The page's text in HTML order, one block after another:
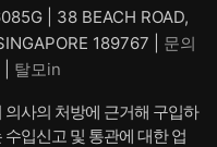
| 38 BEACH ROAD,
189767 | 문의
탈모in
사의 처방에 근거해 구입하
입신고 및 통관에 대한 업